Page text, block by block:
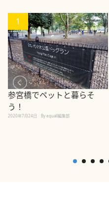
1
参宮橋でペットと暮らそ
う！
2020年7月24日 By equall編集部